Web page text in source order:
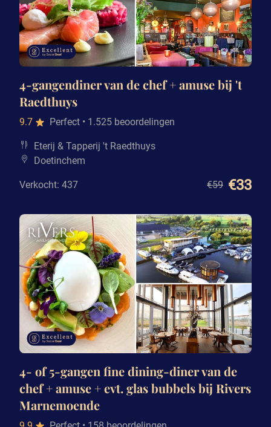
4-gangendiner van de chef + amuse bij 't
Raedthuys
9.7 Perfect • 1.525 beoordelingen
Eterij & Tapperij 't Raedthuys
Doetinchem
Verkocht: 437 €59 €33
4- of 5-gangen fine dining-diner van de
chef + amuse + evt. glas bubbels bij Rivers
Marnemoende